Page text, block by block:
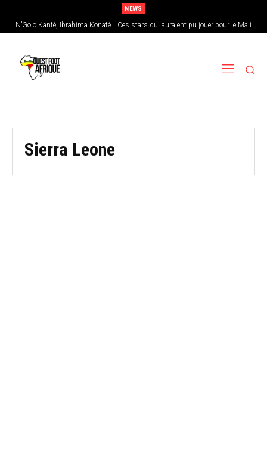
NEWS
N’Golo Kanté, Ibrahima Konaté… Ces stars qui auraient pu jouer pour le Mali
Sierra Leone